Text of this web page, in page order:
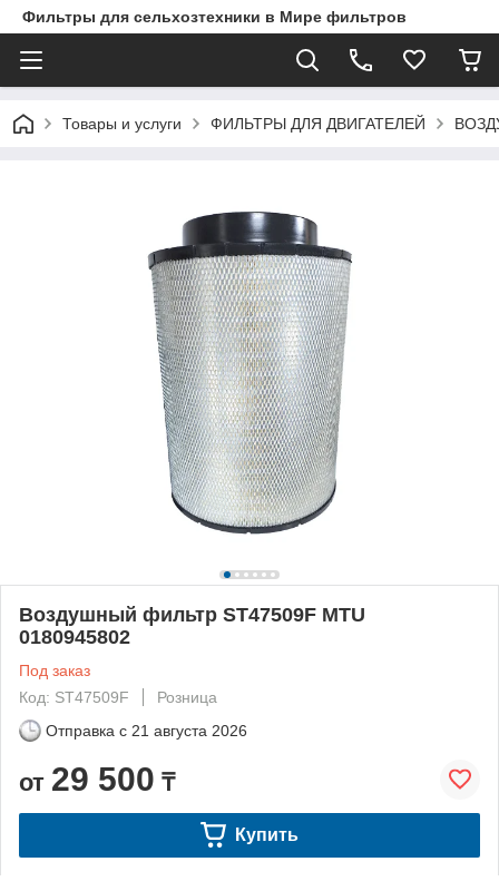
Фильтры для сельхозтехники в Мире фильтров
Товары и услуги ФИЛЬТРЫ ДЛЯ ДВИГАТЕЛЕЙ
Воздушный фильтр ST47509F MTU
0180945802
Под заказ
Код: ST47509F
Розница
Отправка с 21 августа 2026
от 29 500 ₸
Купить